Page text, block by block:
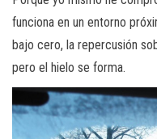
funciona en un entorno
bajo cero, la repercusión
pero el hielo se forma.